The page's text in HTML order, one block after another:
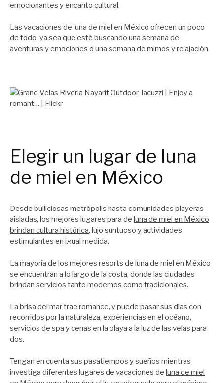
emocionantes y encanto cultural.
Las vacaciones de luna de miel en México ofrecen un poco
de todo, ya sea que esté buscando una semana de
aventuras y emociones o una semana de mimos y relajación.
Elegir un lugar de luna
de miel en México
Desde bulliciosas metrópolis hasta comunidades playeras
aisladas, los mejores lugares para de luna de miel en México
brindan cultura histórica, lujo suntuoso y actividades
estimulantes en igual medida.
La mayoría de los mejores resorts de luna de miel en México
se encuentran a lo largo de la costa, donde las ciudades
brindan servicios tanto modernos como tradicionales.
La brisa del mar trae romance, y puede pasar sus días con
recorridos por la naturaleza, experiencias en el océano,
servicios de spa y cenas en la playa a la luz de las velas para
dos.
Tengan en cuenta sus pasatiempos y sueños mientras
investiga diferentes lugares de vacaciones de luna de miel